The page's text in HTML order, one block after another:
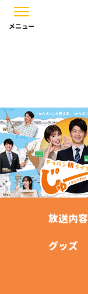
メニュー
放送内容
グッズ